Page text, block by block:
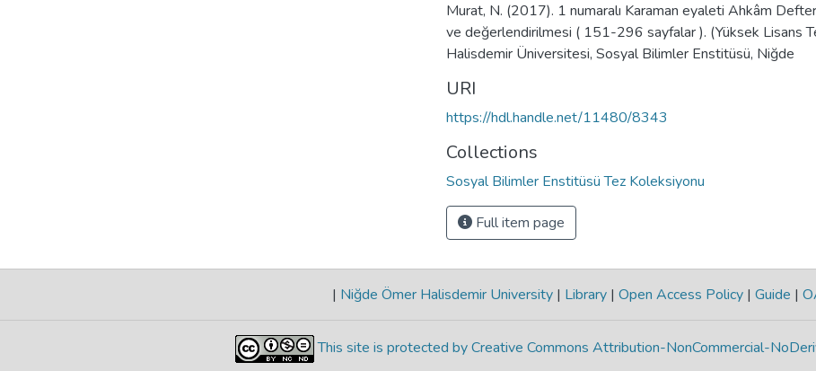
Murat, N. (2017). 1 numaralı Karaman eyaleti Ahkâm
ve değerlendirilmesi ( 151-296 sayfalar ). (Yüksek Lisans
Halisdemir Üniversitesi, Sosyal Bilimler Enstitüsü, Niğde
URI
https://hdl.handle.net/11480/8343
Collections
Sosyal Bilimler Enstitüsü Tez Koleksiyonu
Full item page
| Niğde Ömer Halisdemir University | Library | Open Access Policy | Guide |
This site is protected by Creative Commons Attribution-NonCommercial-